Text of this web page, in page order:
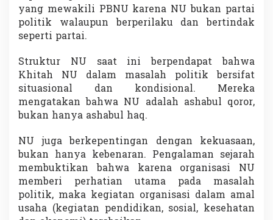
yang mewakili PBNU karena NU bukan partai
politik walaupun berperilaku dan bertindak
seperti partai.
Struktur NU saat ini berpendapat bahwa
Khitah NU dalam masalah politik bersifat
situasional dan kondisional. Mereka
mengatakan bahwa NU adalah ashabul qoror,
bukan hanya ashabul haq.
NU juga berkepentingan dengan kekuasaan,
bukan hanya kebenaran. Pengalaman sejarah
membuktikan bahwa karena organisasi NU
memberi perhatian utama pada masalah
politik, maka kegiatan organisasi dalam amal
usaha (kegiatan pendidikan, sosial, kesehatan